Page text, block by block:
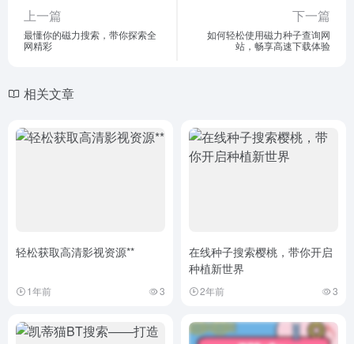
上一篇
最懂你的磁力搜索，带你探索全
网精彩
下一篇
如何轻松使用磁力种子查询网
站，畅享高速下载体验
相关文章
轻松获取高清影视资源**
1年前 3
在线种子搜索樱桃，带你开启
种植新世界
2年前 3